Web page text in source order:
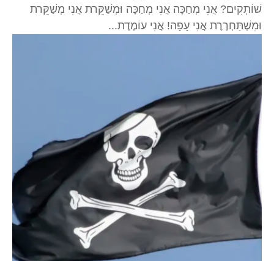
שׁוֹתְקִים? אֲנִי מְחַכָּה אֲנִי מְחַכָּה וּמְשַׁקֵּרת אֲנִי מְשַׁקֵּרת
וּמִשְׁתַּחְרֶרֶת אֲנִי עָפָה! אֲנִי עוֹמֶדֶת...